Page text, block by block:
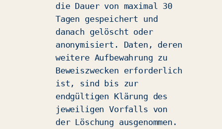
die Dauer von maximal 30
Tagen gespeichert und
danach gelöscht oder
anonymisiert. Daten, deren
weitere Aufbewahrung zu
Beweiszwecken erforderlich
ist, sind bis zur
endgültigen Klärung des
jeweiligen Vorfalls von
der Löschung ausgenommen.